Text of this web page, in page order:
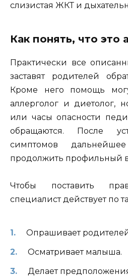
слизистая ЖКТ и
Как понять, что это
Практически все
заставят родителей
Кроме него помощь
аллерголог и диетолог,
или часы опасности
обращаются. После
симптомов
продолжить профильный
Чтобы поставить
специалист действует по
Опрашивает
Осматривает малыша.
Делает